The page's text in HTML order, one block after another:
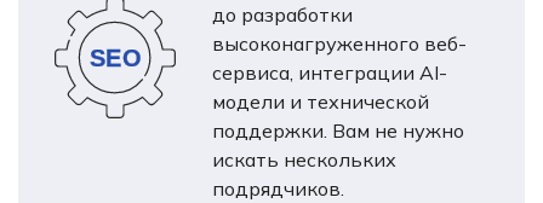
до разработки
высоконагруженного веб-
сервиса, интеграции AI-
модели и технической
поддержки. Вам не нужно
искать нескольких
подрядчиков.